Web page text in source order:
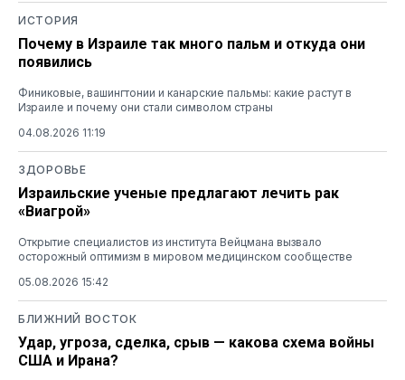
ИСТОРИЯ
Почему в Израиле так много пальм и откуда они
появились
Финиковые, вашингтонии и канарские пальмы: какие растут в
Израиле и почему они стали символом страны
04.08.2026 11:19
ЗДОРОВЬЕ
Израильские ученые предлагают лечить рак
«Виагрой»
Открытие специалистов из института Вейцмана вызвало
осторожный оптимизм в мировом медицинском сообществе
05.08.2026 15:42
БЛИЖНИЙ ВОСТОК
Удар, угроза, сделка, срыв — какова схема войны
США и Ирана?